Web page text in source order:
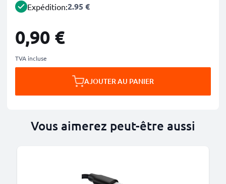
Expédition:2.95 €
0,90 €
TVA incluse
AJOUTER AU PANIER
Vous aimerez peut-être aussi